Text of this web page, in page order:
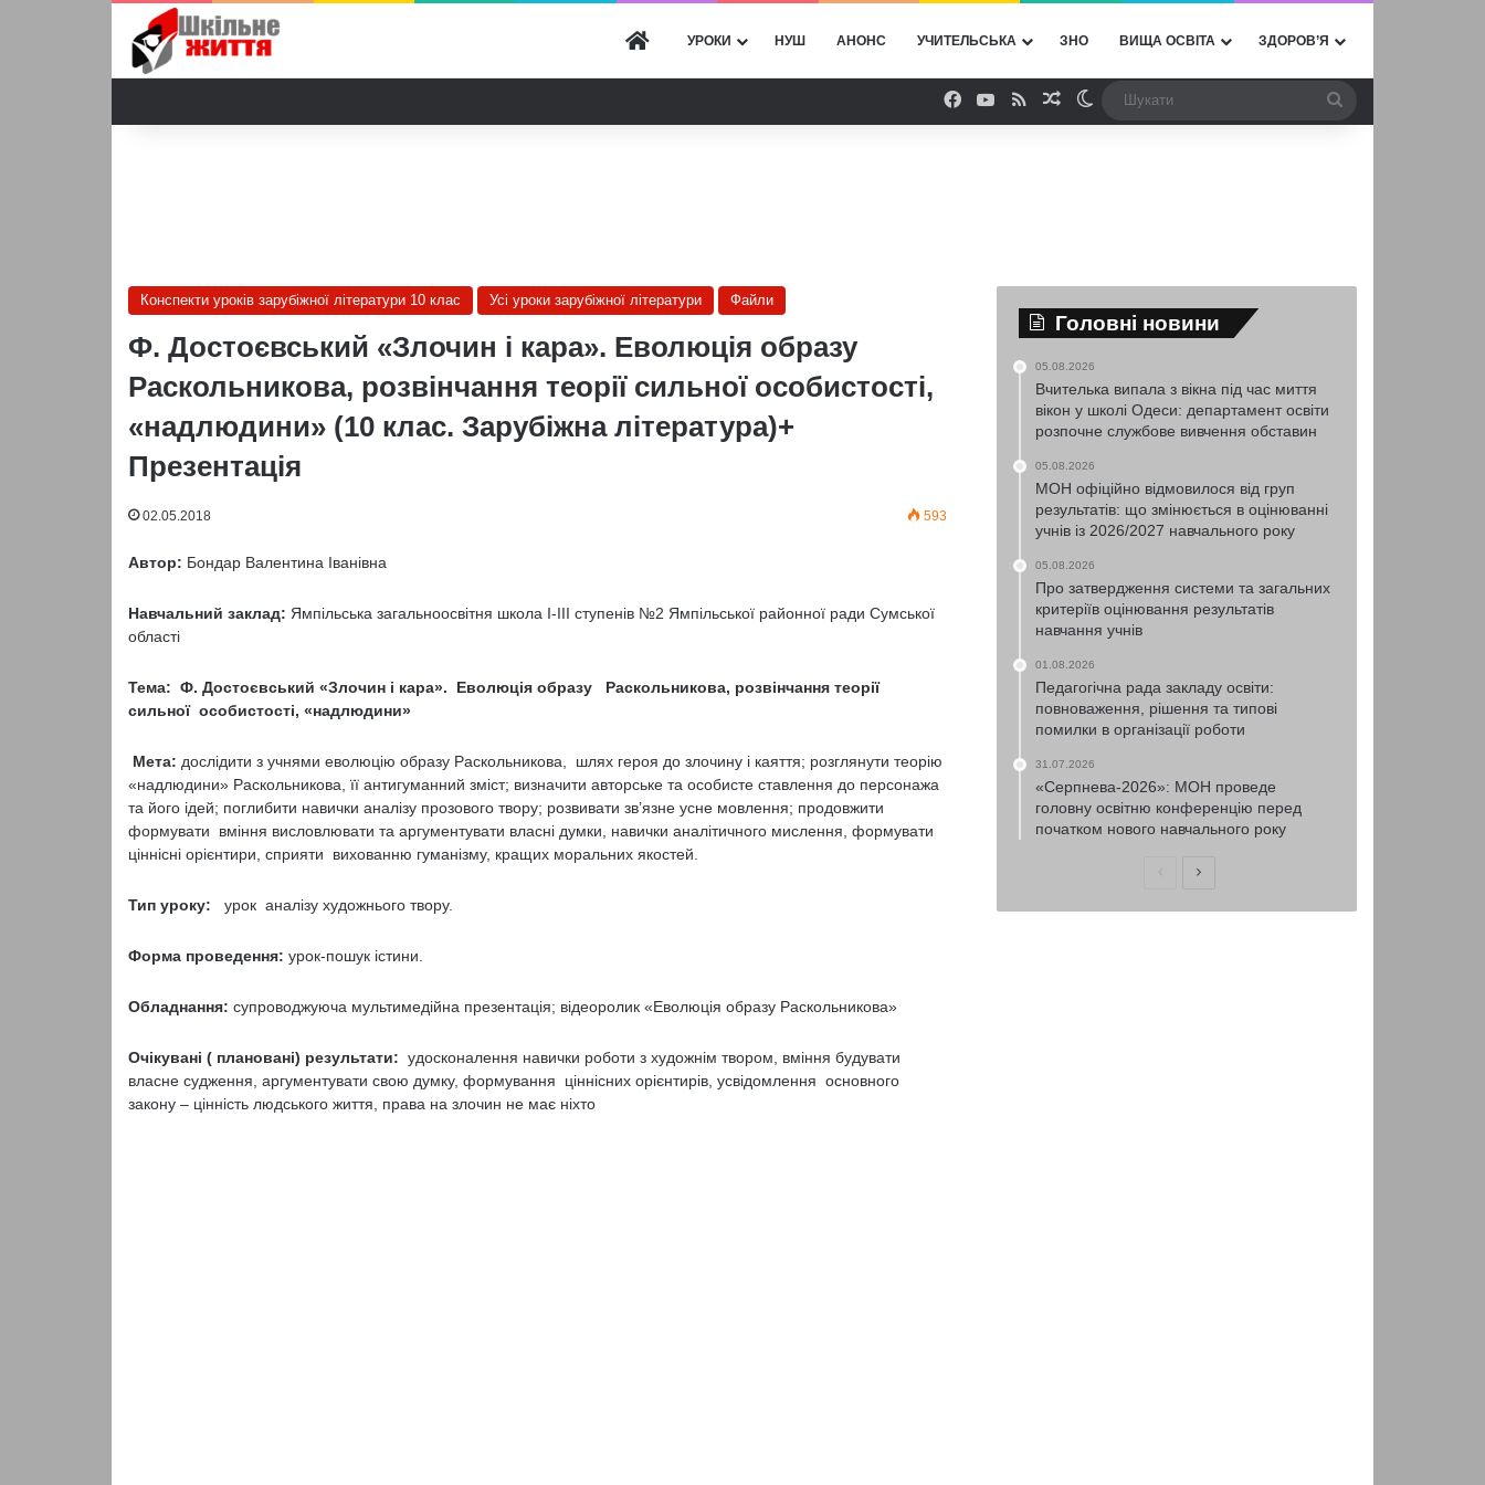
ГОЛОВНА
УРОКИ НУШ АНОНС УЧИТЕЛЬСЬКА ЗНО ВИЩА ОСВІТА ЗДОРОВ’Я
Facebook
YouTube
RSSВипадкова стаття
Switch skin
Конспекти уроків зарубіжної літератури 10 клас Усі уроки зарубіжної літератури Файли
Ф. Достоєвський «Злочин і кара». Еволюція образу
Раскольникова, розвінчання теорії сильної особистості,
«надлюдини» (10 клас. Зарубіжна література)+
Презентація
02.05.2018 593
Автор: Бондар Валентина Іванівна
Навчальний заклад: Ямпільська загальноосвітня школа І-ІІІ ступенів №2 Ямпільської районної ради Сумської
області
Тема: Ф. Достоєвський «Злочин і кара». Еволюція образу Раскольникова, розвінчання теорії
сильної особистості, «надлюдини»
Мета: дослідити з учнями еволюцію образу Раскольникова, шлях героя до злочину і каяття; розглянути теорію
«надлюдини» Раскольникова, її антигуманний зміст; визначити авторське та особисте ставлення до персонажа
та його ідей; поглибити навички аналізу прозового твору; розвивати зв’язне усне мовлення; продовжити
формувати вміння висловлювати та аргументувати власні думки, навички аналітичного мислення, формувати
ціннісні орієнтири, сприяти вихованню гуманізму, кращих моральних якостей.
Тип уроку: урок аналізу художнього твору.
Форма проведення: урок-пошук істини.
Обладнання: супроводжуюча мультимедійна презентація; відеоролик «Еволюція образу Раскольникова»
Очікувані ( плановані) результати: удосконалення навички роботи з художнім твором, вміння будувати
власне судження, аргументувати свою думку, формування ціннісних орієнтирів, усвідомлення основного
закону – цінність людського життя, права на злочин не має ніхто
Головні новини
05.08.2026
Вчителька випала з вікна під час миття
вікон у школі Одеси: департамент освіти
розпочне службове вивчення обставин
05.08.2026
МОН офіційно відмовилося від груп
результатів: що змінюється в оцінюванні
учнів із 2026/2027 навчального року
05.08.2026
Про затвердження системи та загальних
критеріїв оцінювання результатів
навчання учнів
01.08.2026
Педагогічна рада закладу освіти:
повноваження, рішення та типові
помилки в організації роботи
31.07.2026
«Серпнева-2026»: МОН проведе
головну освітню конференцію перед
початком нового навчального року
ПопередняНаступна